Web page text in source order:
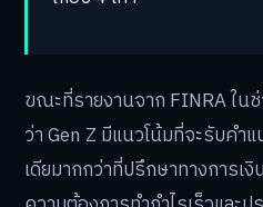
ขณะที่รายงานจาก FINRA ใน
ว่า Gen Z มีแนวโน้มที่จะรับคำ
เดียมากกว่าที่ปรึกษาทางการเ